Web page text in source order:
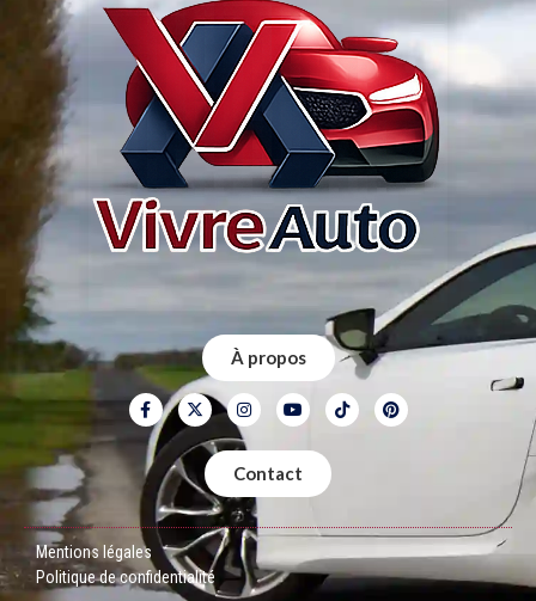
À propos
Contact
Mentions légales
Politique de confidentialité